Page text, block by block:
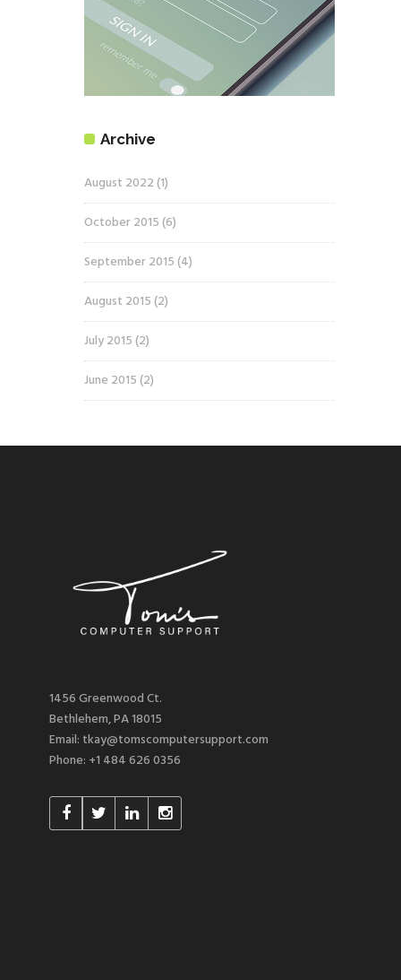
Archive
August 2022 (1)
October 2015 (6)
September 2015 (4)
August 2015 (2)
July 2015 (2)
June 2015 (2)
1456 Greenwood Ct.
Bethlehem, PA 18015
Email: tkay@tomscomputersupport.com
Phone: +1 484 626 0356